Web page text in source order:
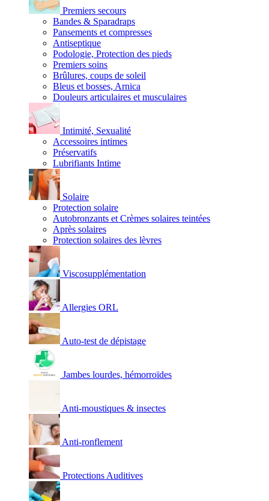
Premiers secours
Bandes & Sparadraps
Pansements et compresses
Antiseptique
Podologie, Protection des pieds
Premiers soins
Brûlures, coups de soleil
Bleus et bosses, Arnica
Douleurs articulaires et musculaires
Intimité, Sexualité
Accessoires intimes
Préservatifs
Lubrifiants Intime
Solaire
Protection solaire
Autobronzants et Crèmes solaires teintées
Après solaires
Protection solaires des lèvres
Viscosupplémentation
Allergies ORL
Auto-test de dépistage
Jambes lourdes, hémorroïdes
Anti-moustiques & insectes
Anti-ronflement
Protections Auditives